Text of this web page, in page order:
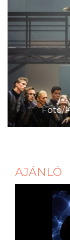
Fotó/
AJÁNLÓ